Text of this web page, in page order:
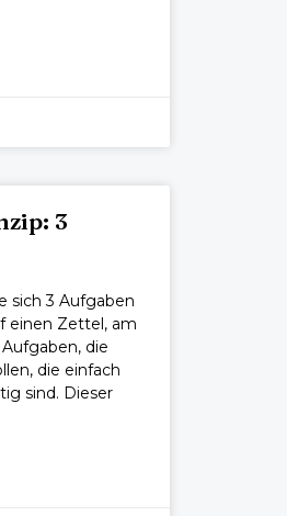
3
sich 3 Aufgaben
einen Zettel, am
die
die einfach
sind. Dieser